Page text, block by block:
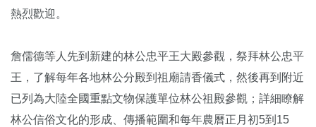
熱烈歡迎。
詹儒德等人先到新建的林公忠平王大殿參觀，祭拜林公忠平
王，了解每年各地林公分殿到祖廟請香儀式，然後再到附近
已列為大陸全國重點文物保護單位林公祖殿參觀；詳細瞭解
林公信俗文化的形成、傳播範圍和每年農曆正月初5到15